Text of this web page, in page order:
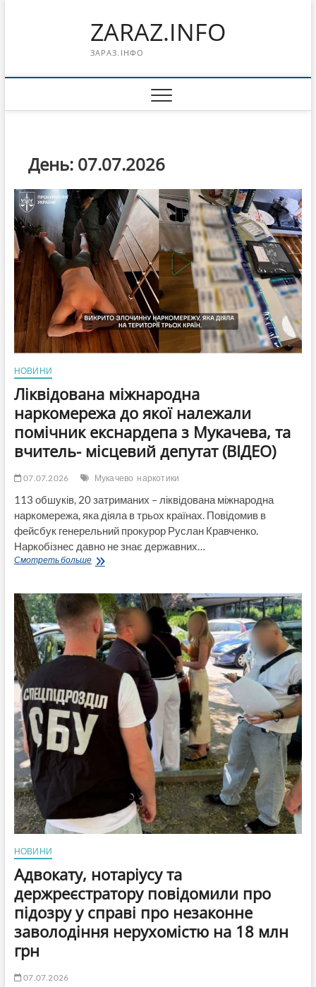
ZARAZ.INFO
ЗАРАЗ.ІНФО
День: 07.07.2026
НОВИНИ
Ліквідована міжнародна
наркомережа до якої належали
помічник екснардепа з Мукачева, та
вчитель- місцевий депутат (ВІДЕО)
07.07.2026 Мукачево наркотики
113 обшуків, 20 затриманих – ліквідована міжнародна
наркомережа, яка діяла в трьох країнах. Повідомив в
фейсбук генерельний прокурор Руслан Кравченко.
Наркобізнес давно не знає державних…
Смотреть большеЛіквідована
до
якої
належали
помічник
екснардепа
з
Мукачева,
вчитель-
місцевий
депутат
(ВІДЕО)
НОВИНИ
Адвокату, нотаріусу та
держреєстратору повідомили про
підозру у справі про незаконне
заволодіння нерухомістю на 18 млн
грн
07.07.2026